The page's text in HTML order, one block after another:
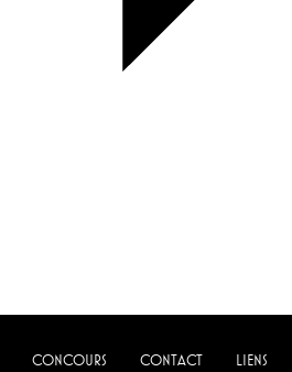
CONCOURS CONTACT LIENS